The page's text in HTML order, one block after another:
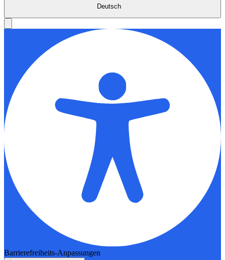
Deutsch
Barrierefreiheits-Anpassungen